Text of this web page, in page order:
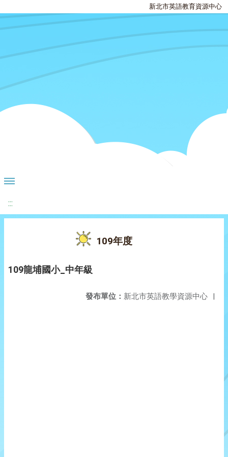
新北市英語教育資源中心
:::
109年度
109龍埔國小_中年級
發布單位： 新北市英語教學資源中心 |